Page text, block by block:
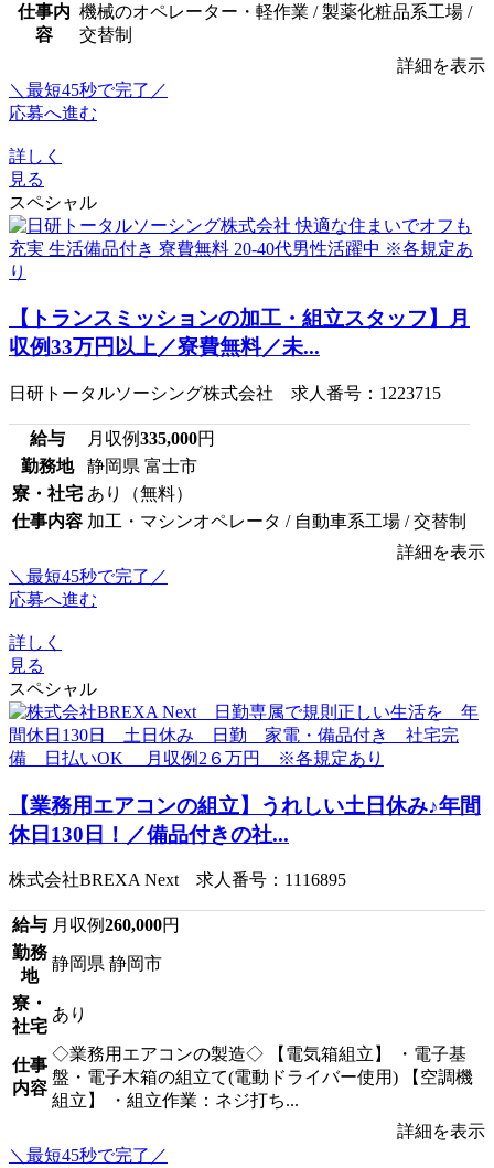
仕事内
容
機械のオペレーター・軽作業 / 製薬化粧品系工場 /
交替制
詳細を表示
＼最短45秒で完了／
応募へ進む
詳しく
見る
スペシャル
【トランスミッションの加工・組立スタッフ】月
収例33万円以上／寮費無料／未...
日研トータルソーシング株式会社 求人番号：1223715
給与 月収例335,000円
勤務地
静岡県 富士市
寮・社宅 あり（無料）
仕事内容 加工・マシンオペレータ / 自動車系工場 / 交替制
詳細を表示
＼最短45秒で完了／
応募へ進む
詳しく
見る
スペシャル
【業務用エアコンの組立】うれしい土日休み♪年間
休日130日！／備品付きの社...
株式会社BREXA Next 求人番号：1116895
給与 月収例260,000円
勤務
地
静岡県 静岡市
寮・
社宅
あり
仕事
内容
◇業務用エアコンの製造◇ 【電気箱組立】 ・電子基
盤・電子木箱の組立て(電動ドライバー使用) 【空調機
組立】 ・組立作業：ネジ打ち...
詳細を表示
＼最短45秒で完了／